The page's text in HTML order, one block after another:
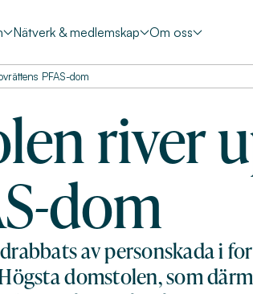
Nätverk & medlemskap Om oss
PFAS-dom
river
dom
av personskada i
domstolen, som